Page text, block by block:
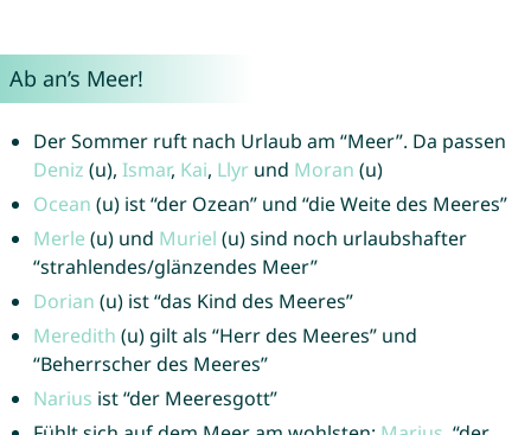
Ab an’s Meer!
Der Sommer ruft nach Urlaub am “Meer”. Da passen
Deniz (u), Ismar, Kai, Llyrund Moran (u)
Ocean (u) ist “der Ozean” und “die Weite des Meeres”
Merle (u) und Muriel (u) sind noch urlaubshafter
“strahlendes/glänzendes Meer”
Dorian (u) ist “das Kind des Meeres”
Meredith (u) gilt als “Herr des Meeres” und
“Beherrscher des Meeres”
Narius ist “der Meeresgott”